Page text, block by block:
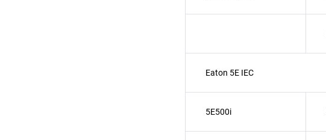
Eaton 5E IEC
5E500i